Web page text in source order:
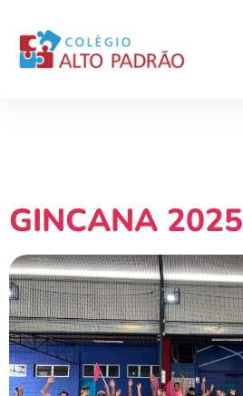
GINCANA 2025